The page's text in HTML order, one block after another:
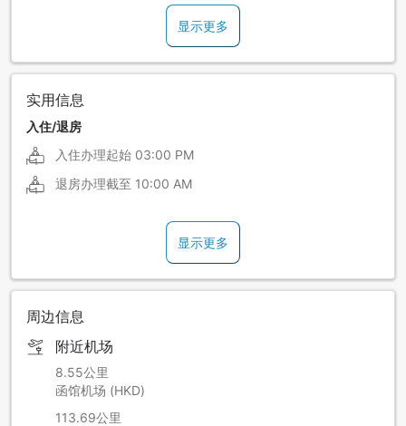
显示更多
实用信息
入住/退房
入住办理起始 03:00 PM
退房办理截至 10:00 AM
显示更多
周边信息
附近机场
8.55公里
函馆机场 (HKD)
113.69公里